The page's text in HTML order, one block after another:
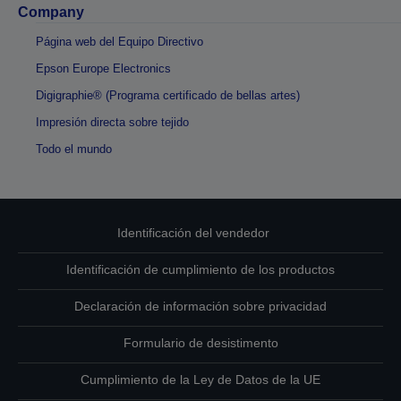
Company
Página web del Equipo Directivo
Epson Europe Electronics
Digigraphie® (Programa certificado de bellas artes)
Impresión directa sobre tejido
Todo el mundo
Identificación del vendedor
Identificación de cumplimiento de los productos
Declaración de información sobre privacidad
Formulario de desistimento
Cumplimiento de la Ley de Datos de la UE